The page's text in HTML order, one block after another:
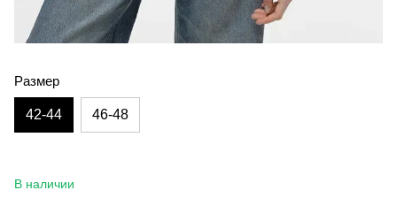
Размер
42-44 46-48
В наличии